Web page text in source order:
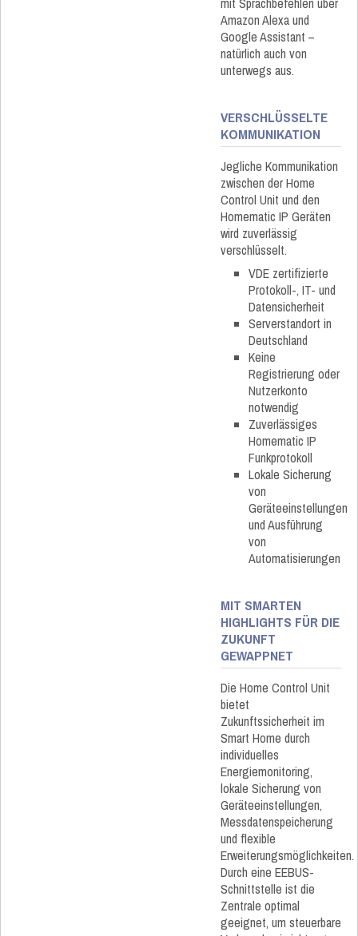
Amazon Alexa und
Google Assistant –
natürlich auch von
unterwegs aus.
VERSCHLÜSSELTE
KOMMUNIKATION
Jegliche Kommunikation
zwischen der Home
Control Unit und den
Homematic IP Geräten
wird zuverlässig
verschlüsselt.
VDE zertifizierte
Protokoll-, IT- und
Datensicherheit
Serverstandort in
Deutschland
Keine
Registrierung oder
Nutzerkonto
notwendig
Zuverlässiges
Homematic IP
Funkprotokoll
Lokale Sicherung
von
Geräteeinstellungen
und Ausführung
von
Automatisierungen
MIT SMARTEN
HIGHLIGHTS FÜR DIE
ZUKUNFT
GEWAPPNET
Die Home Control Unit
bietet
Zukunftssicherheit im
Smart Home durch
individuelles
Energiemonitoring,
lokale Sicherung von
Geräteeinstellungen,
Messdatenspeicherung
und flexible
Erweiterungsmöglichkeiten.
Durch eine EEBUS-
Schnittstelle ist die
Zentrale optimal
geeignet, um steuerbare